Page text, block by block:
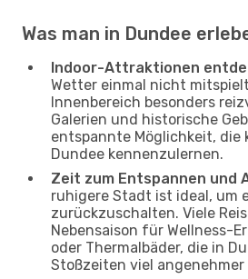
Was man in Dundee
Indoor-Attraktionen
Wetter einmal nicht
Innenbereich besonders
Galerien und historische
entspannte Möglichkeit, die
Dundee kennenzulernen.
Zeit zum Entspannen und
ruhigere Stadt ist ideal, um
zurückzuschalten. Viele
Nebensaison für Wellness-
oder Thermalbäder, die in
Stoßzeiten viel